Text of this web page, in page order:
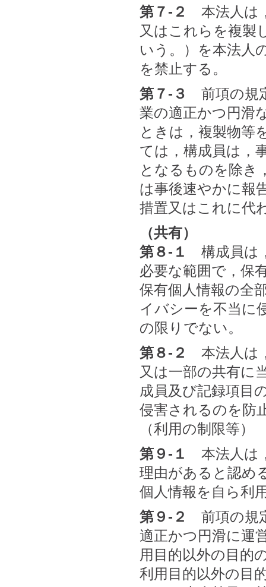
第７-２
本法人は
又はこれらを複製
いう。）を本法人
を禁止する。
第７-３
前項の規
業の適正かつ円滑
ときは，複製物等
ては，構成員は，
となるものを除き
は事後速やかに報
措置又はこれに代
（共有）
第８-１
構成員は
必要な範囲で，保
保有個人情報の全
イバシーを不当に
の限りでない。
第８-２
本法人は
又は一部の共有に
成員及び記録項目
侵害されるのを防
（利用の制限等）
第９-１
本法人は
理由があると認め
個人情報を自ら利
第９-２
前項の規
適正かつ円滑に運
用目的以外の目的
利用目的以外の目